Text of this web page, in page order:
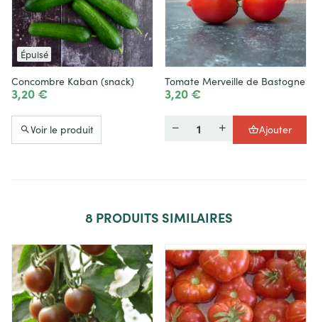
Épuisé
Concombre Kaban (snack)
3,20 €
Voir le produit
Tomate Merveille de Bastogne
3,20 €
Ajouter
8 PRODUITS SIMILAIRES